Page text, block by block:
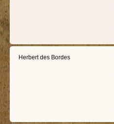
Herbert des Bordes